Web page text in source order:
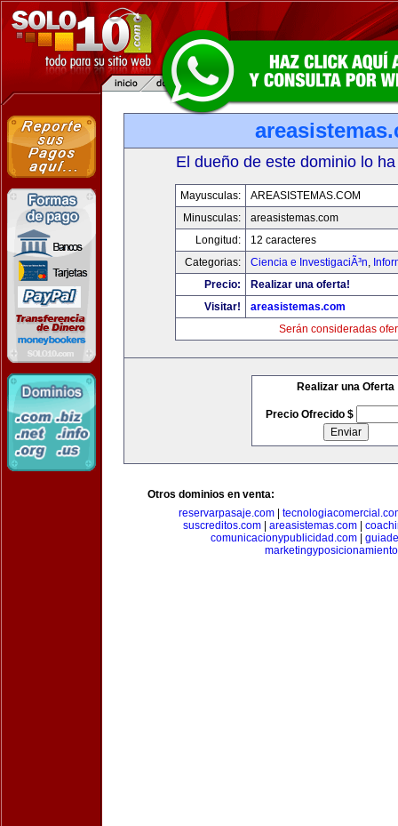
El dueño de este dominio lo
Mayusculas:
AREASISTEMAS.COM
Minusculas:
areasistemas.com
Longitud:
12 caracteres
Categorias:
Ciencia e InvestigaciÃ³n,
Precio:
Realizar una oferta!
Visitar!
areasistemas.com
Serán consideradas
Realizar una Oferta
Precio Ofrecido $
Otros dominios en venta:
reservarpasaje.com
suscreditos.com
areasistemas.com
comunicacionypublicidad.com